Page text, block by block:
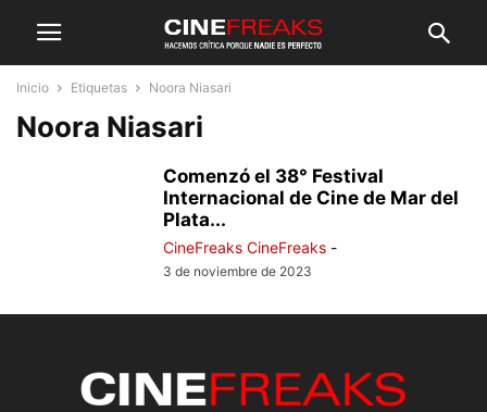
Inicio Etiquetas Noora Niasari
Noora Niasari
Comenzó el 38° Festival
Internacional de Cine de Mar del
Plata...
CineFreaks CineFreaks -
3 de noviembre de 2023